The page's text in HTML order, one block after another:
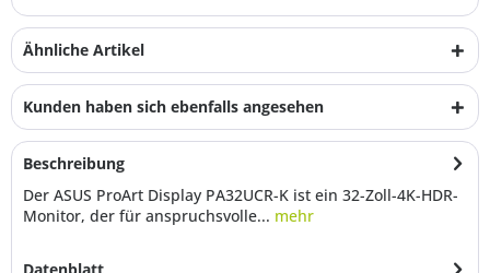
Ähnliche Artikel
Kunden haben sich ebenfalls angesehen
Beschreibung
Der ASUS ProArt Display PA32UCR-K ist ein 32-Zoll-4K-HDR-
Monitor, der für anspruchsvolle... mehr